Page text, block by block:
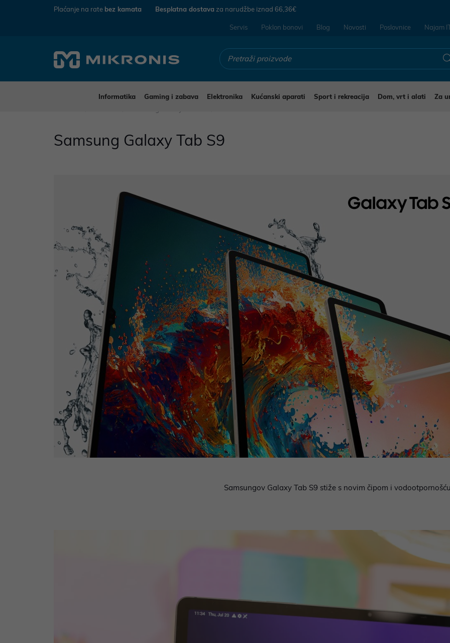
Plaćanje na rate bez kamata Besplatna dostava za narudžbe iznad 66,36€
Servis Poklon bonovi Blog Novosti Poslovnice Najam
Informatika Gaming i zabava Elektronika Kućanski aparati Sport i rekreacija Dom, vrt i alati
Za
Samsung Galaxy Tab S9
Samsungov Galaxy Tab S9 stiže s novim čipom i